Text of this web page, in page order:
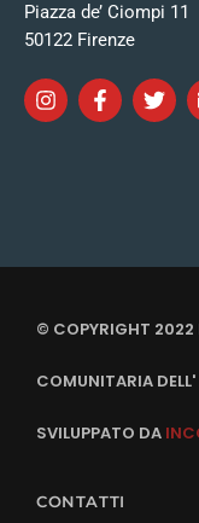
Piazza de’ Ciompi 11
50122 Firenze
© COPYRIGHT 2022
COMUNITARIA DELL'
SVILUPPATO DA
CONTATTI